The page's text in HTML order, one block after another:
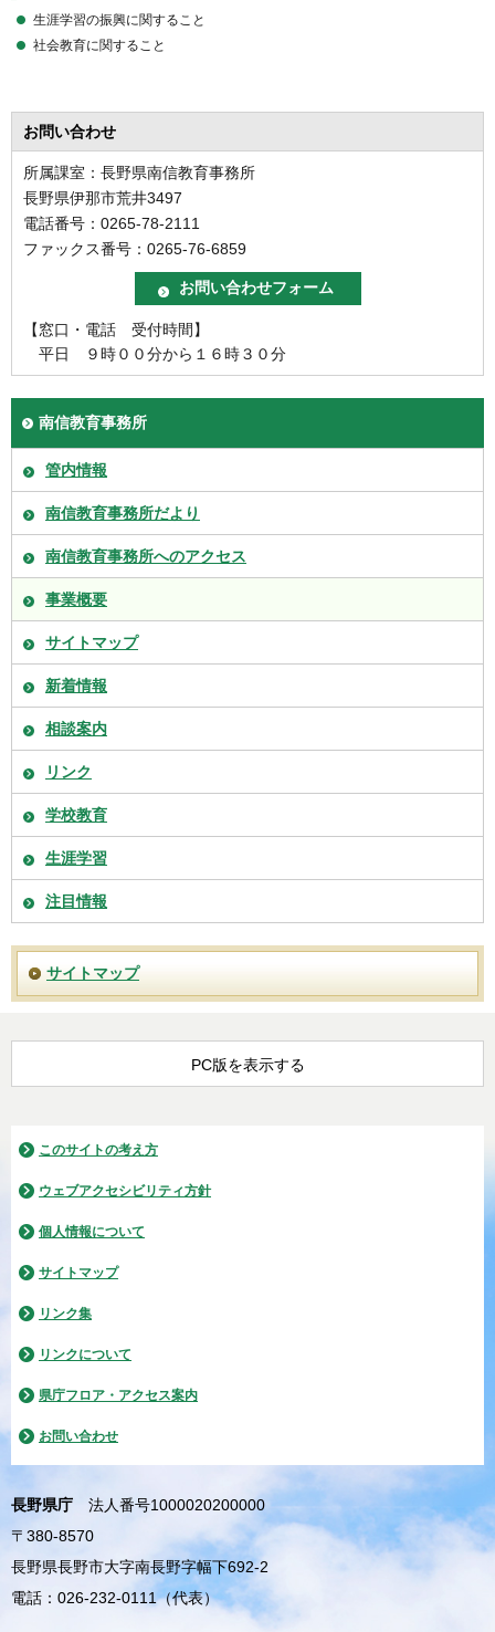
生涯学習の振興に関すること
社会教育に関すること
お問い合わせ
所属課室：長野県南信教育事務所
長野県伊那市荒井3497
電話番号：0265-78-2111
ファックス番号：0265-76-6859
【窓口・電話 受付時間】
平日 ９時００分から１６時３０分
南信教育事務所
管内情報
南信教育事務所だより
南信教育事務所へのアクセス
事業概要
サイトマップ
新着情報
相談案内
リンク
学校教育
生涯学習
注目情報
サイトマップ
PC版を表示する
このサイトの考え方
ウェブアクセシビリティ方針
個人情報について
サイトマップ
リンク集
リンクについて
県庁フロア・アクセス案内
お問い合わせ
長野県庁
法人番号1000020200000
〒380-8570
長野県長野市大字南長野字幅下692-2
電話：026-232-0111（代表）